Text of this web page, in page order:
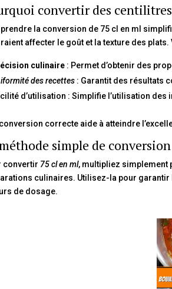
convertir des
la conversion de 75 cl en ml
affecter le goût et la texture des
culinaire: Permet d’obtenir des
des recettes: Garantit des résultats
d’utilisation : Simplifie l’utilisation des
correcte aide à atteindre
simple de conversion
convertir 75 cl en ml, multipliez simplement
culinaires. Utilisez-la pour
de dosage.